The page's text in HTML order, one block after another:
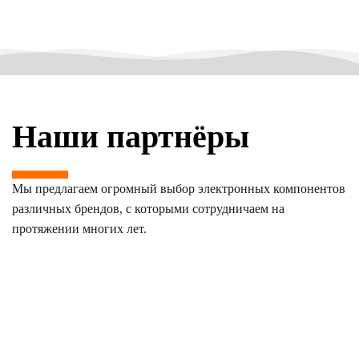
Наши партнёры
Мы предлагаем огромный выбор электронных компонентов
различных брендов, с которыми сотрудничаем на
протяжении многих лет.